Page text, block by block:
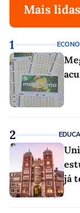
Mais lidas
1
2
já